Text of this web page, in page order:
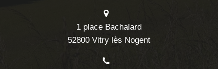
1 place Bachalard
52800 Vitry lès Nogent